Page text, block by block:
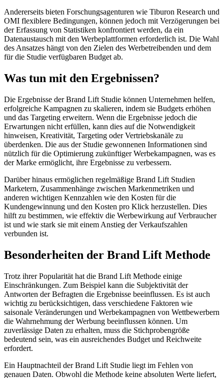
Andererseits bieten Forschungsagenturen wie Tiburon Research und
OMI flexiblere Bedingungen, können jedoch mit Verzögerungen bei
der Erfassung von Statistiken konfrontiert werden, da ein
Datenaustausch mit den Werbeplattformen erforderlich ist. Die Wahl
des Ansatzes hängt von den Zielen des Werbetreibenden und dem
für die Studie verfügbaren Budget ab.
Was tun mit den Ergebnissen?
Die Ergebnisse der Brand Lift Studie können Unternehmen helfen,
erfolgreiche Kampagnen zu skalieren, indem sie Budgets erhöhen
und das Targeting erweitern. Wenn die Ergebnisse jedoch die
Erwartungen nicht erfüllen, kann dies auf die Notwendigkeit
hinweisen, Kreativität, Targeting oder Vertriebskanäle zu
überdenken. Die aus der Studie gewonnenen Informationen sind
nützlich für die Optimierung zukünftiger Werbekampagnen, was es
der Marke ermöglicht, ihre Ergebnisse zu verbessern.
Darüber hinaus ermöglichen regelmäßige Brand Lift Studien
Marketern, Zusammenhänge zwischen Markenmetriken und
anderen wichtigen Kennzahlen wie den Kosten für die
Kundengewinnung und den Kosten pro Klick herzustellen. Dies
hilft zu bestimmen, wie effektiv die Werbewirkung auf Verbraucher
ist und wie stark sie mit einem Anstieg der Verkaufszahlen
verbunden ist.
Besonderheiten der Brand Lift Methode
Trotz ihrer Popularität hat die Brand Lift Methode einige
Einschränkungen. Zum Beispiel kann die Subjektivität der
Antworten der Befragten die Ergebnisse beeinflussen. Es ist auch
wichtig zu berücksichtigen, dass verschiedene Faktoren wie
saisonale Veränderungen und Werbekampagnen von Wettbewerbern
die Wahrnehmung der Werbung beeinflussen können. Um
zuverlässige Daten zu erhalten, muss die Stichprobengröße
bedeutend sein, was ein ausreichendes Budget und Reichweite
erfordert.
Ein Hauptnachteil der Brand Lift Studie liegt im Fehlen von
genauen Daten. Obwohl die Methode keine absoluten Werte liefert,